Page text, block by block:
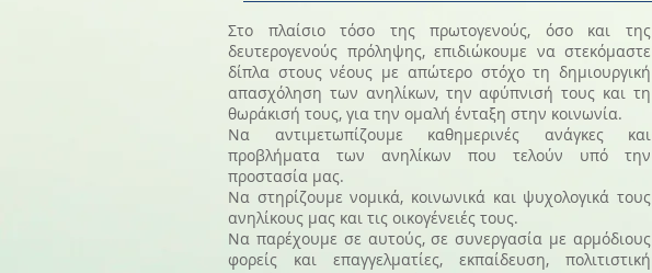
Στο πλαίσιο τόσο της πρωτογενούς, όσο και της
δευτερογενούς πρόληψης, επιδιώκουμε να στεκόμαστε
δίπλα στους νέους με απώτερο στόχο τη δημιουργική
απασχόληση των ανηλίκων, την αφύπνισή τους και τη
θωράκισή τους, για την ομαλή ένταξη στην κοινωνία.
Να αντιμετωπίζουμε καθημερινές ανάγκες και
προβλήματα των ανηλίκων που τελούν υπό την
προστασία μας.
Να στηρίζουμε νομικά, κοινωνικά και ψυχολογικά τους
ανηλίκους μας και τις οικογένειές τους.
Να παρέχουμε σε αυτούς, σε συνεργασία με αρμόδιους
φορείς και επαγγελματίες, εκπαίδευση, πολιτιστική